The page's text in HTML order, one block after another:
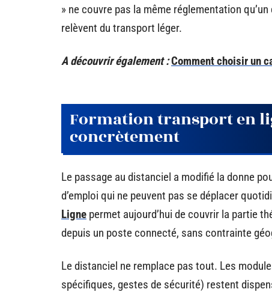
» ne couvre pas la même réglementation
relèvent du transport léger.
A découvrir également :Comment choisir un
Formation transport en
concrètement
Le passage au distanciel a modifié la donne
d’emploi qui ne peuvent pas se déplacer
Ligne permet aujourd’hui de couvrir la partie
depuis un poste connecté, sans contrainte
Le distanciel ne remplace pas tout. Les
spécifiques, gestes de sécurité) restent